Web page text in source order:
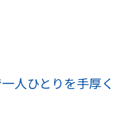
人ひとりを手厚く